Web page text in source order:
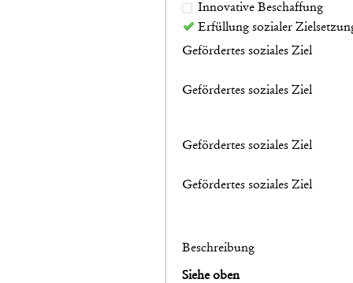
Innovative Beschaffung
Erfüllung sozialer
Gefördertes soziales Ziel
Gefördertes soziales Ziel
Gefördertes soziales Ziel
Gefördertes soziales Ziel
Beschreibung
Siehe oben